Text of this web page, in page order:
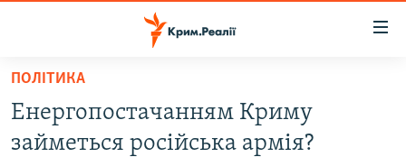
Перейти
основного
матеріалу
ВОДА.КРИМ
ПОЛІТИКА
Енергопостачанням Криму
займеться російська армія?